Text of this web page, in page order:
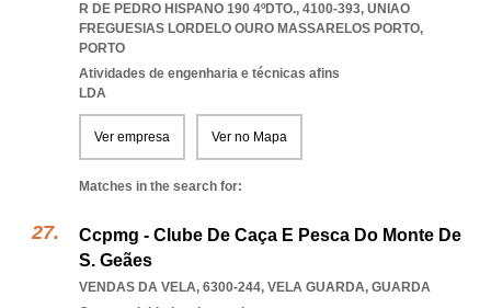
R DE PEDRO HISPANO 190 4ºDTO., 4100-393, UNIAO
FREGUESIAS LORDELO OURO MASSARELOS PORTO,
PORTO
Atividades de engenharia e técnicas afins
LDA
Ver empresa Ver no Mapa
Matches in the search for:
Ccpmg - Clube De Caça E Pesca Do Monte De
S. Geães
VENDAS DA VELA, 6300-244, VELA GUARDA, GUARDA